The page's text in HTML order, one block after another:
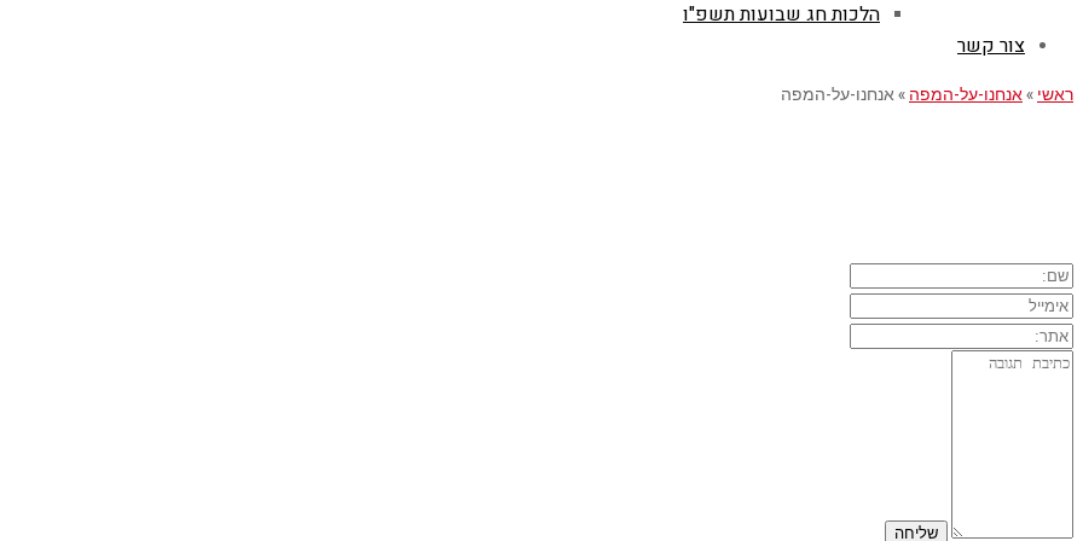
הלכות חג שבועות תשפ"ו
צור קשר
ראשי »אנחנו-על-המפה »אנחנו-על-המפה